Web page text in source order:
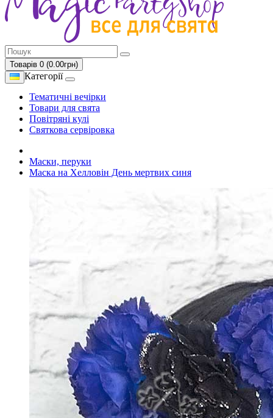
Товарів 0 (0.00грн)
Категорії
Тематичні вечірки
Товари для свята
Повітряні кулі
Святкова сервіровка
Маски, перуки
Маска на Хелловін День мертвих синя